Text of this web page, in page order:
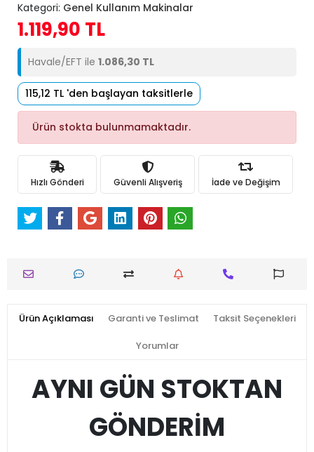
Kategori: Genel Kullanım Makinalar
1.119,90 TL
Havale/EFT ile 1.086,30 TL
115,12 TL 'den başlayan taksitlerle
Ürün stokta bulunmamaktadır.
Hızlı Gönderi Güvenli Alışveriş İade ve Değişim
Ürün Açıklaması Garanti ve Teslimat Taksit Seçenekleri
Yorumlar
AYNI GÜN STOKTAN
GÖNDERİM